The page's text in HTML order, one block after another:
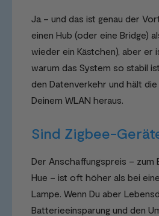
Ja – und das ist genau der
einen Hub (oder eine Bridge)
wieder ein Kästchen), aber er
warum das System so stabil
den Datenverkehr und hält
Deinem WLAN heraus.
Sind Zigbee-
Der Anschaffungspreis – zum
Hue – ist oft höher als bei
Lampe. Wenn Du aber
Batterieeinsparung und den